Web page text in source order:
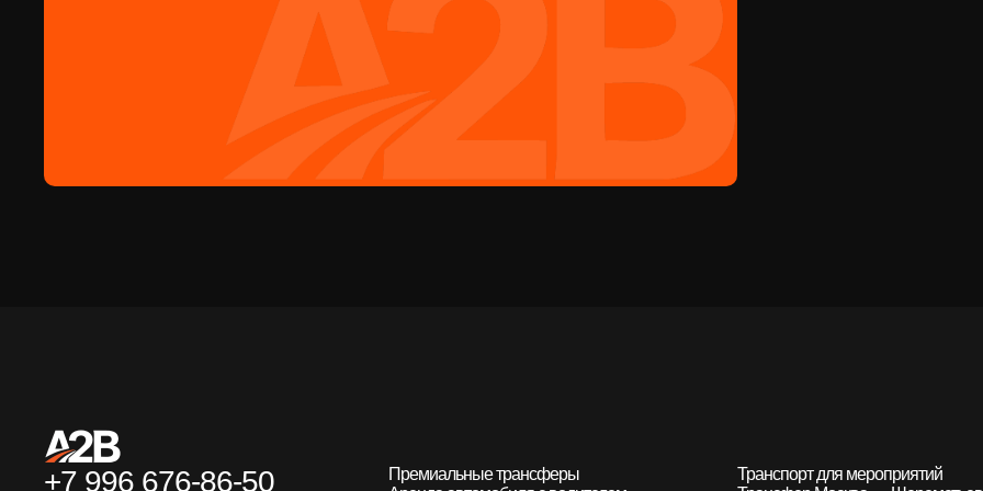
+7 996 676-86-50
Премиальные трансферы
Транспорт для мероприятий